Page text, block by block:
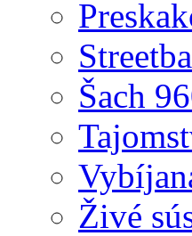
Šach
Živé